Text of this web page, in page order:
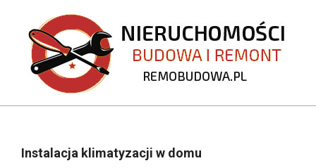
content
REMOBUDOWA.PL
NavigationInstalacja klimatyzacji w domu